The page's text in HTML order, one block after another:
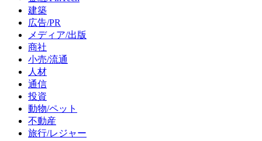
建築
広告/PR
メディア/出版
商社
小売/流通
人材
通信
投資
動物/ペット
不動産
旅行/レジャー